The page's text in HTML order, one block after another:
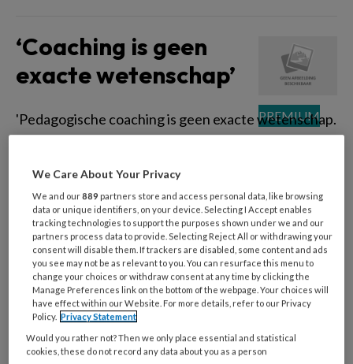
‘Coaching is geen
exacte wetenschap’
'Pedagogische coaching is geen exacte wetenschap.
Ik heb de waarheid niet in pacht, daarom stem ik af
is stafmedewerker Pedagogiek bij
kinderopvangorganisatie Les Petits, onderdeel van
SKO (Samenwerkende Kinderopvang) en mag zich
Pedagogisch Coach van het Jaar 2022 noemen. Een
blik achter de schermen op de peutergroep van Les
Petits in Bennebroek, waar Carolien vandaag
coacht.
We Care About Your Privacy
We and our889 partners store and access personal data, like browsing
data or unique identifiers, on your device. Selecting I Accept enables
tracking technologies to support the purposes shown under we and our
partners process data to provide. Selecting Reject All or withdrawing your
consent will disable them. If trackers are disabled, some content and ads
you see may not be as relevant to you. You can resurface this menu to
change your choices or withdraw consent at any time by clicking the
Manage Preferences link on the bottom of the webpage. Your choices will
have effect within our Website. For more details, refer to our Privacy
Policy. Privacy Statement
Would you rather not? Then we only place essential and statistical
cookies, these do not record any data about you as a person